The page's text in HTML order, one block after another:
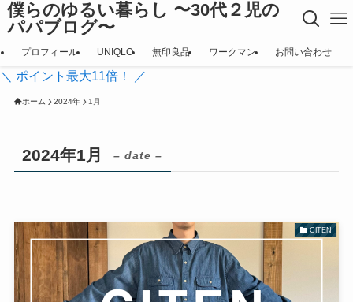
僕らのゆるい暮らし 〜30代２児の
パパブログ〜
プロフィール UNIQLO 無印良品 ワークマン お問い合わせ
＼ ポイント最大11倍！ ／
ホーム 2024年 1月
2024年1月 – date –
CITEN